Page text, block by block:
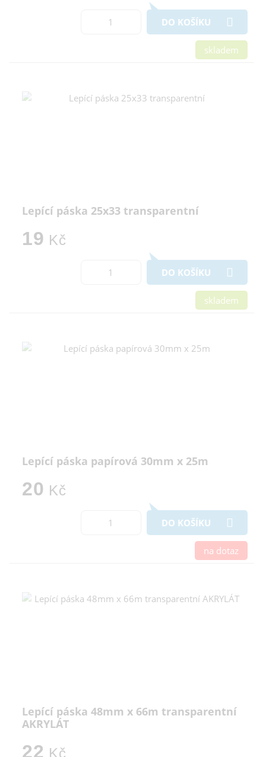
DO KOŠÍKU
skladem
Lepící páska 25x33 transparentní
19 Kč
DO KOŠÍKU
skladem
Lepící páska papírová 30mm x 25m
20 Kč
DO KOŠÍKU
na dotaz
Lepící páska 48mm x 66m transparentní
AKRYLÁT
22 Kč